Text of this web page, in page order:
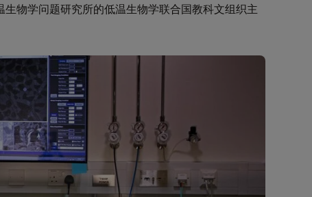
物学问题研究所的低温生物学联合国教科文组织主